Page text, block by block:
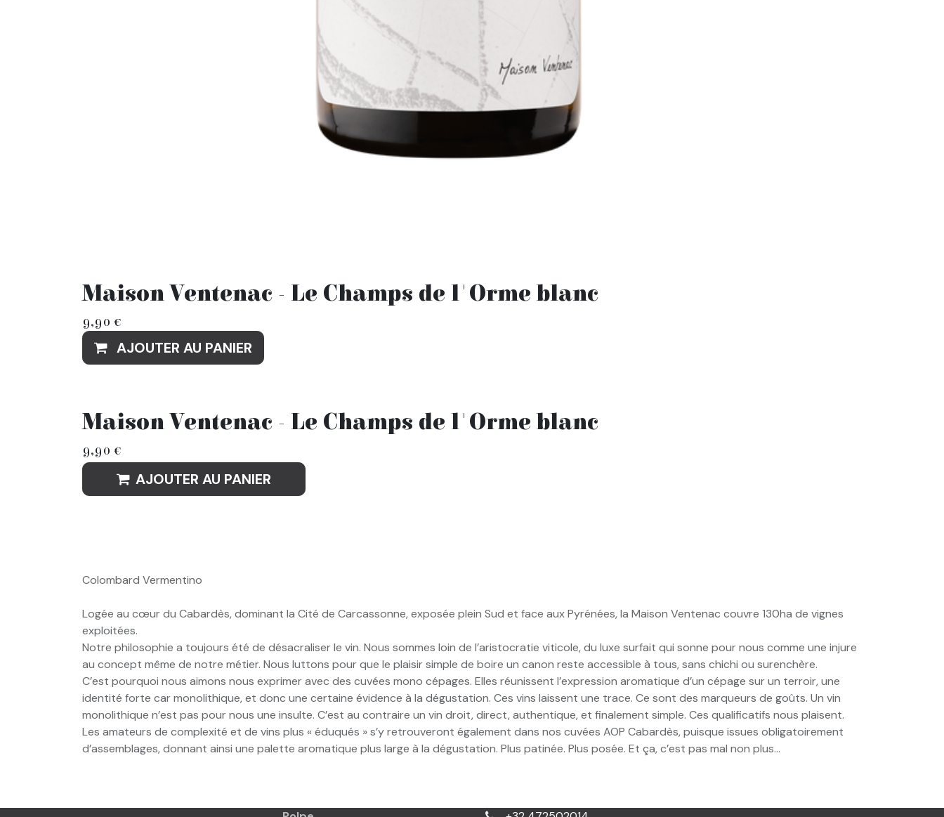
Maison Ventenac - Le Champs de l'Orme blanc
9,90 €
AJOUTER AU PANIER
Maison Ventenac - Le Champs de l'Orme blanc
9,90 €
AJOUTER AU PANIER
Colombard Vermentino
Logée au cœur du Cabardès, dominant la Cité de Carcassonne, exposée plein Sud et face aux Pyrénées, la Maison Ventenac couvre 130ha de vignes
exploitées.
Notre philosophie a toujours été de désacraliser le vin. Nous sommes loin de l’aristocratie viticole, du luxe surfait qui sonne pour nous comme une injure
au concept même de notre métier. Nous luttons pour que le plaisir simple de boire un canon reste accessible à tous, sans chichi ou surenchère.
C’est pourquoi nous aimons nous exprimer avec des cuvées mono cépages. Elles réunissent l’expression aromatique d’un cépage sur un terroir, une
identité forte car monolithique, et donc une certaine évidence à la dégustation. Ces vins laissent une trace. Ce sont des marqueurs de goûts. Un vin
monolithique n’est pas pour nous une insulte. C’est au contraire un vin droit, direct, authentique, et finalement simple. Ces qualificatifs nous plaisent.
Les amateurs de complexité et de vins plus « éduqués » s’y retrouveront également dans nos cuvées AOP Cabardès, puisque issues obligatoirement
d’assemblages, donnant ainsi une palette aromatique plus large à la dégustation. Plus patinée. Plus posée. Et ça, c’est pas mal non plus…